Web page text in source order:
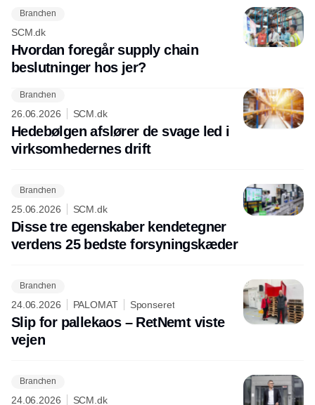
Branchen
SCM.dk
Hvordan foregår supply chain
beslutninger hos jer?
Branchen
26.06.2026 SCM.dk
Hedebølgen afslører de svage led i
virksomhedernes drift
Branchen
25.06.2026 SCM.dk
Disse tre egenskaber kendetegner
verdens 25 bedste forsyningskæder
Branchen
24.06.2026 PALOMAT Sponseret
Slip for pallekaos – RetNemt viste
vejen
Branchen
24.06.2026 SCM.dk